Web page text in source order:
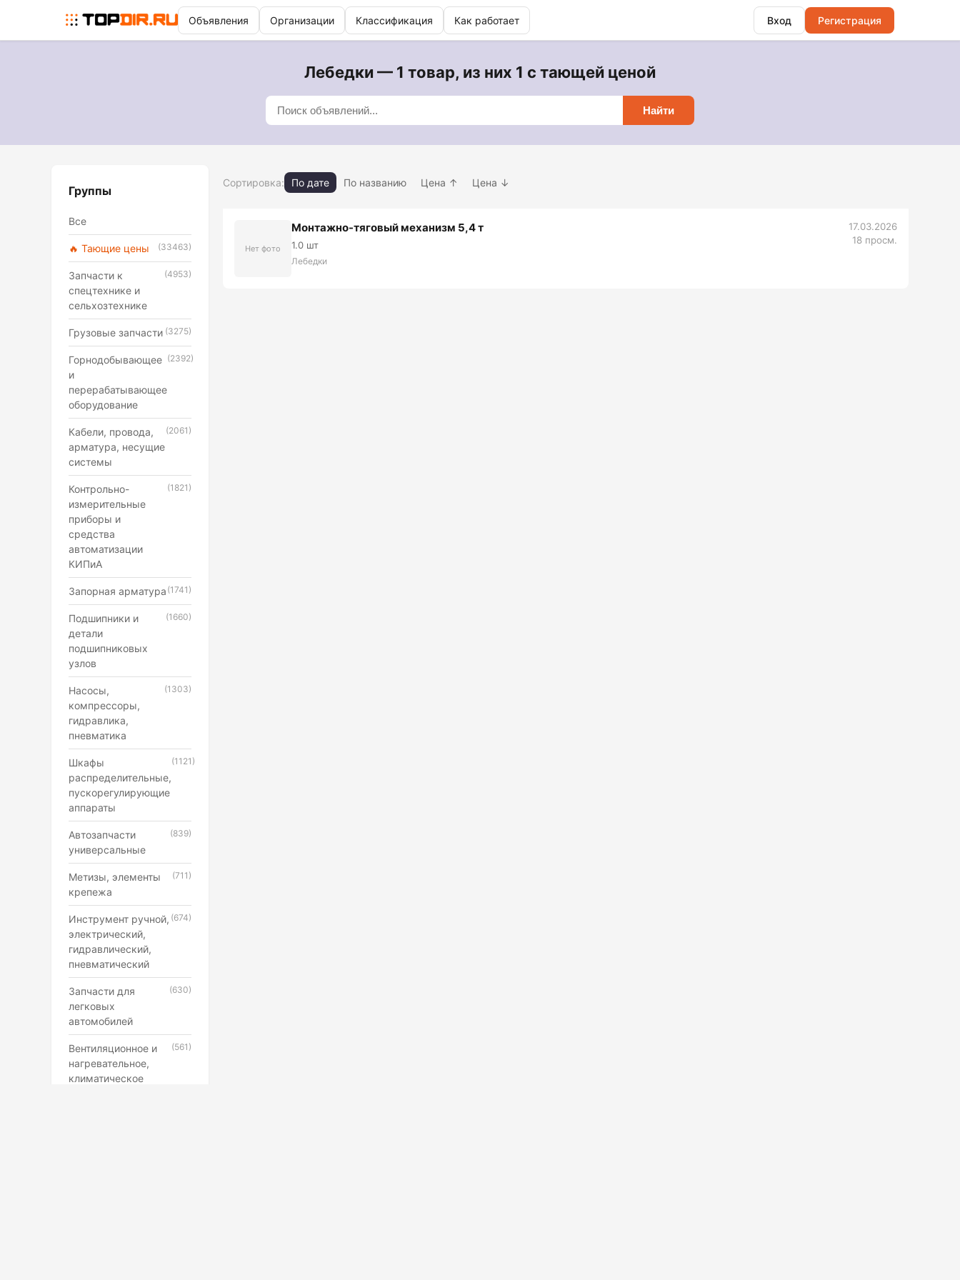
Объявления Организации Классификация Как работает Вход Регистрация
Лебедки — 1 товар, из них 1 с тающей ценой
Найти
Группы
Все
🔥 Тающие цены (33463)
Запчасти к
спецтехнике и
сельхозтехнике
(4953)
Грузовые запчасти (3275)
Горнодобывающее
и
перерабатывающее
оборудование
(2392)
Кабели, провода,
арматура, несущие
системы
(2061)
Контрольно-
измерительные
приборы и
средства
автоматизации
КИПиА
(1821)
Запорная арматура (1741)
Подшипники и
детали
подшипниковых
узлов
(1660)
Насосы,
компрессоры,
гидравлика,
пневматика
(1303)
Шкафы
распределительные,
пускорегулирующие
аппараты
(1121)
Автозапчасти
универсальные
(839)
Метизы, элементы
крепежа
(711)
Инструмент ручной,
электрический,
гидравлический,
пневматический
(674)
Запчасти для
легковых
автомобилей
(630)
Вентиляционное и
нагревательное,
климатическое
(561)
Сортировка: По дате По названию Цена ↑ Цена ↓
Нет фото
Монтажно-тяговый механизм 5,4 т
1.0 шт
Лебедки
17.03.2026
18 просм.